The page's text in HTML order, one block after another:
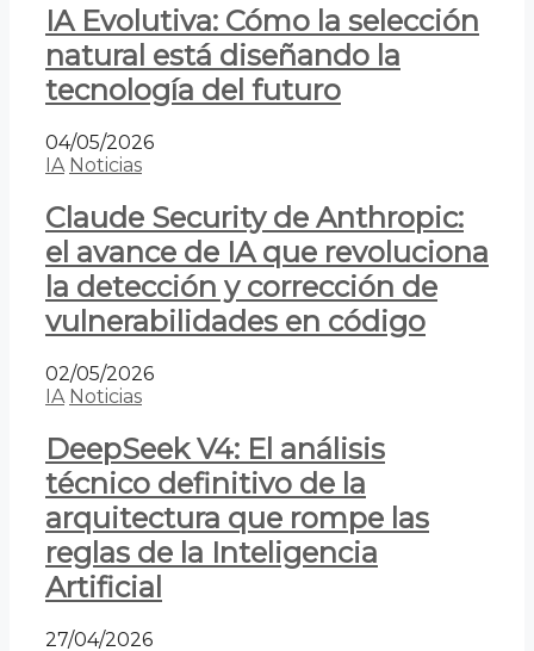
IA Evolutiva: Cómo la selección
natural está diseñando la
tecnología del futuro
04/05/2026
IA Noticias
Claude Security de Anthropic:
el avance de IA que revoluciona
la detección y corrección de
vulnerabilidades en código
02/05/2026
IA Noticias
DeepSeek V4: El análisis
técnico definitivo de la
arquitectura que rompe las
reglas de la Inteligencia
Artificial
27/04/2026